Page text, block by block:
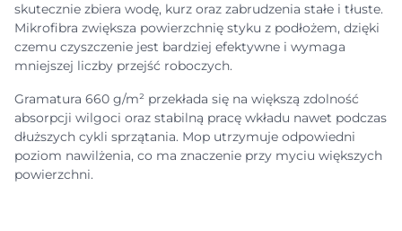
skutecznie zbiera wodę, kurz oraz zabrudzenia stałe i tłuste.
Mikrofibra zwiększa powierzchnię styku z podłożem, dzięki
czemu czyszczenie jest bardziej efektywne i wymaga
mniejszej liczby przejść roboczych.
Gramatura 660 g/m² przekłada się na większą zdolność
absorpcji wilgoci oraz stabilną pracę wkładu nawet podczas
dłuższych cykli sprzątania. Mop utrzymuje odpowiedni
poziom nawilżenia, co ma znaczenie przy myciu większych
powierzchni.